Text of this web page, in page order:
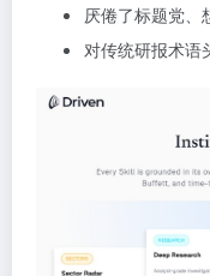
厌倦了标题党、
对传统研报术语